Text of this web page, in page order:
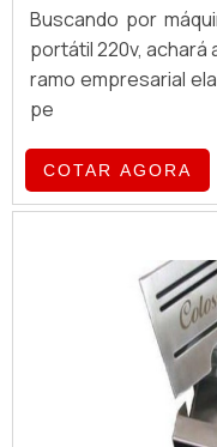
Buscando por
portátil 220v, achará
ramo empresarial
pe
COTAR AGORA